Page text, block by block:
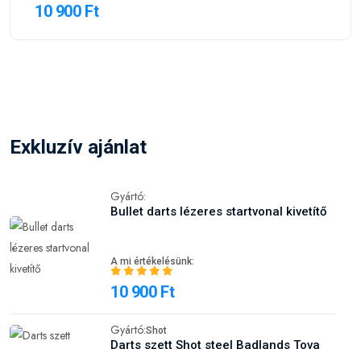
10 900 Ft
Exkluzív ajánlat
Gyártó:
Bullet darts lézeres startvonal kivetítő
A mi értékelésünk:
10 900 Ft
Gyártó:Shot
Darts szett Shot steel Badlands Tova